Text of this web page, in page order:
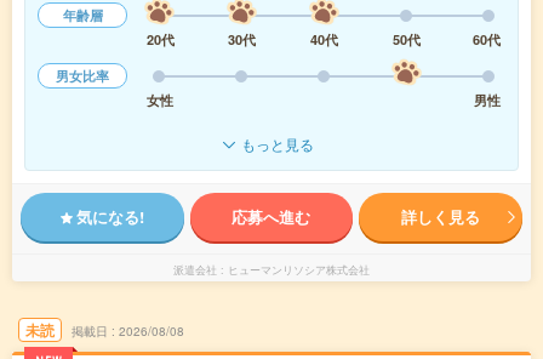
年齢層
20代
30代 40代 50代
60代
男女比率
女性
男性
もっと見る
気になる! 応募へ進む 詳しく見る
派遣会社 ヒューマンリソシア株式会社
未読 掲載日 2026/08/08